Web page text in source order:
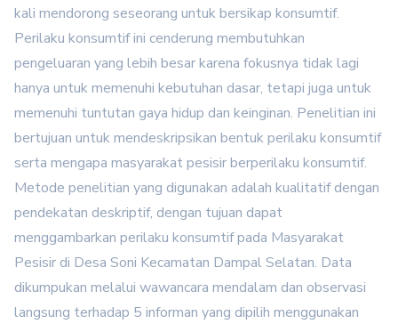
kali mendorong seseorang untuk bersikap konsumtif.
Perilaku konsumtif ini cenderung membutuhkan
pengeluaran yang lebih besar karena fokusnya tidak lagi
hanya untuk memenuhi kebutuhan dasar, tetapi juga untuk
memenuhi tuntutan gaya hidup dan keinginan. Penelitian ini
bertujuan untuk mendeskripsikan bentuk perilaku konsumtif
serta mengapa masyarakat pesisir berperilaku konsumtif.
Metode penelitian yang digunakan adalah kualitatif dengan
pendekatan deskriptif, dengan tujuan dapat
menggambarkan perilaku konsumtif pada Masyarakat
Pesisir di Desa Soni Kecamatan Dampal Selatan. Data
dikumpukan melalui wawancara mendalam dan observasi
langsung terhadap 5 informan yang dipilih menggunakan